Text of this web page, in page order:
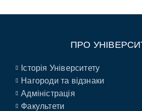
ПРО
Історія Університету
Нагороди та відзнаки
Адміністрація
Факультети